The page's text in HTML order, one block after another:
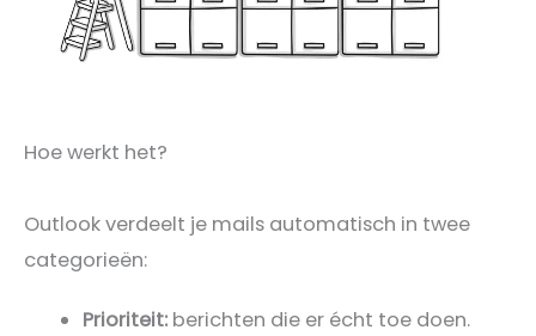
Hoe werkt het?
Outlook verdeelt je mails automatisch in twee
categorieën:
Prioriteit: berichten die er écht toe doen.